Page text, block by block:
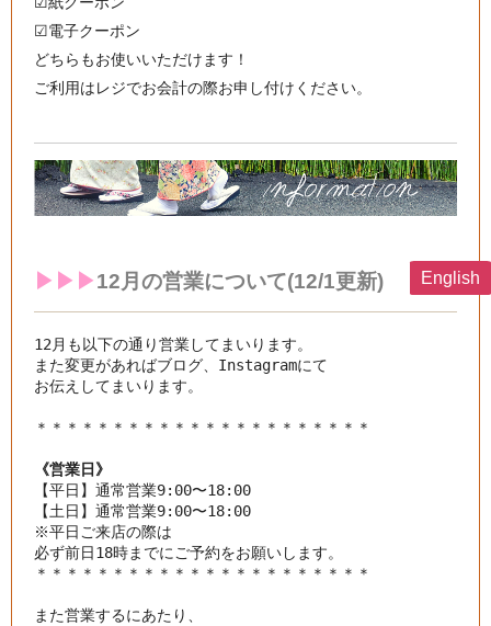
☑︎電子クーポン
どちらもお使いいただけます！
ご利用はレジでお会計の際お申し付けください。
▶︎▶︎▶︎12月の営業について(12/1更新)
12月も以下の通り営業してまいります。
また変更があればブログ、Instagramにて
お伝えしてまいります。
《営業日》
【平日】通常営業9:00〜18:00
【土日】通常営業9:00〜18:00
※平日ご来店の際は
＊＊＊＊＊＊＊＊＊＊＊＊＊＊＊＊＊＊＊＊＊＊
また営業するにあたり、
English